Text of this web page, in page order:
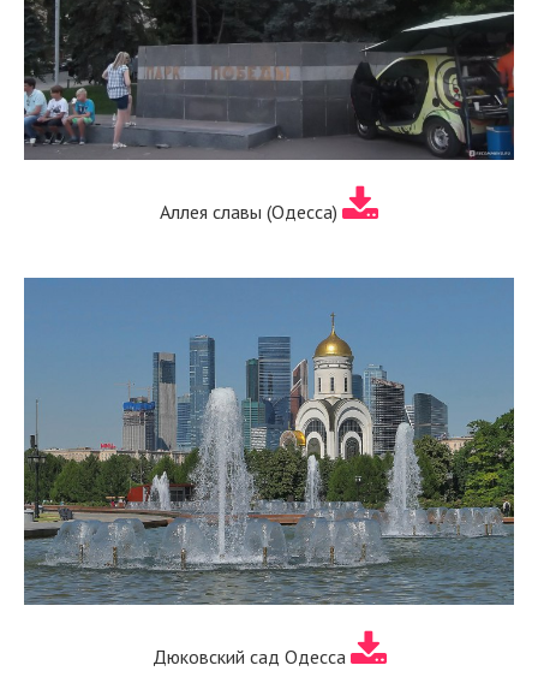
Аллея славы (Одесса)
Дюковский сад Одесса